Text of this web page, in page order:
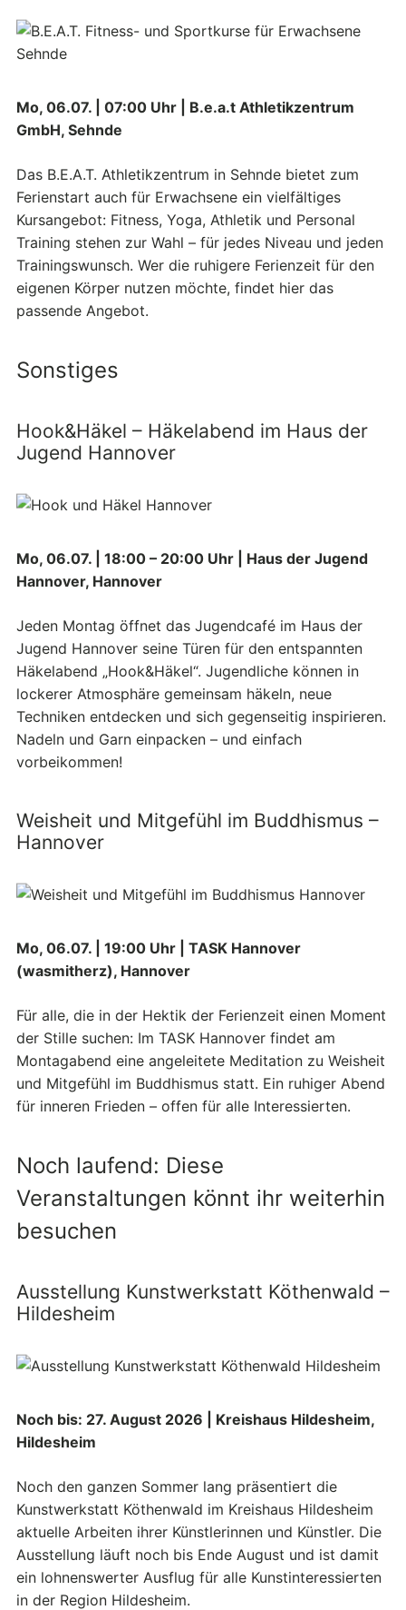
Mo, 06.07. | 07:00 Uhr | B.e.a.t Athletikzentrum
GmbH, Sehnde
Das B.E.A.T. Athletikzentrum in Sehnde bietet zum
Ferienstart auch für Erwachsene ein vielfältiges
Kursangebot: Fitness, Yoga, Athletik und Personal
Training stehen zur Wahl – für jedes Niveau und jeden
Trainingswunsch. Wer die ruhigere Ferienzeit für den
eigenen Körper nutzen möchte, findet hier das
passende Angebot.
Sonstiges
Hook&Häkel – Häkelabend im Haus der
Jugend Hannover
Mo, 06.07. | 18:00 – 20:00 Uhr | Haus der Jugend
Hannover, Hannover
Jeden Montag öffnet das Jugendcafé im Haus der
Jugend Hannover seine Türen für den entspannten
Häkelabend „Hook&Häkel“. Jugendliche können in
lockerer Atmosphäre gemeinsam häkeln, neue
Techniken entdecken und sich gegenseitig inspirieren.
Nadeln und Garn einpacken – und einfach
vorbeikommen!
Weisheit und Mitgefühl im Buddhismus –
Hannover
Mo, 06.07. | 19:00 Uhr | TASK Hannover
(wasmitherz), Hannover
Für alle, die in der Hektik der Ferienzeit einen Moment
der Stille suchen: Im TASK Hannover findet am
Montagabend eine angeleitete Meditation zu Weisheit
und Mitgefühl im Buddhismus statt. Ein ruhiger Abend
für inneren Frieden – offen für alle Interessierten.
Noch laufend: Diese
Veranstaltungen könnt ihr weiterhin
besuchen
Ausstellung Kunstwerkstatt Köthenwald –
Hildesheim
Noch bis: 27. August 2026 | Kreishaus Hildesheim,
Hildesheim
Noch den ganzen Sommer lang präsentiert die
Kunstwerkstatt Köthenwald im Kreishaus Hildesheim
aktuelle Arbeiten ihrer Künstlerinnen und Künstler. Die
Ausstellung läuft noch bis Ende August und ist damit
ein lohnenswerter Ausflug für alle Kunstinteressierten
in der Region Hildesheim.